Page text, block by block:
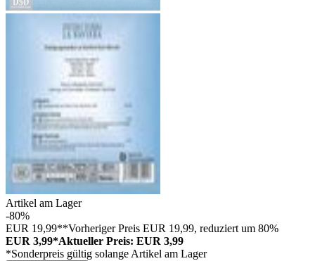
Artikel am Lager
-80%
EUR 19,99**Vorheriger Preis EUR 19,99, reduziert um 80%
EUR 3,99*Aktueller Preis: EUR 3,99
*Sonderpreis gültig solange Artikel am Lager